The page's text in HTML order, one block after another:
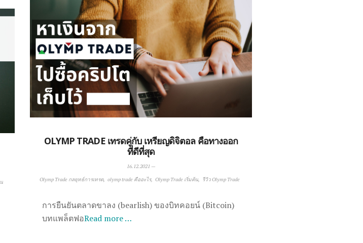
OLYMP TRADE เทรดคู่กับ เหรียญดิจิตอล คือทางออก
ที่ดีที่สุด
16.12.2021 —
Olymp Trade กลยุทธ์การเทรด
olymp trade คืออะไร Olymp Trade เริ่มต้น รีวิว Olymp Trade
การยืนยันตลาดขาลง (bearlish) ของบิทคอยน์ (Bitcoin)
บทแพล็ตฟอRead more …